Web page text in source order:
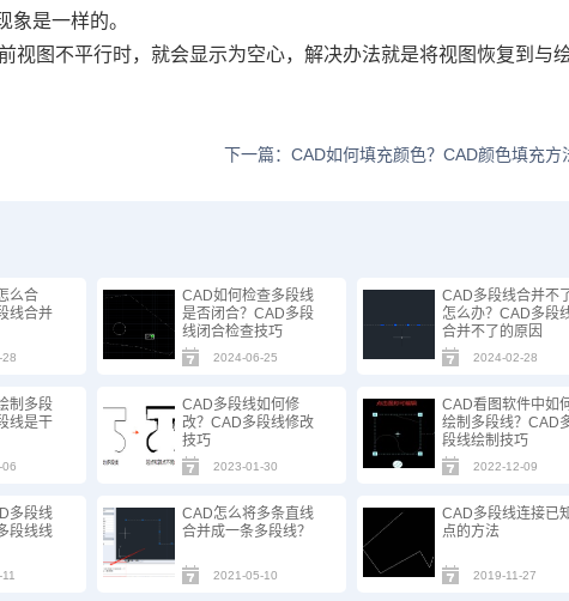
象是一样的。
视图不平行时，就会显示为空心，解决办法就是将视图恢复到与
下一篇：CAD如何填充颜色？CAD颜色填充方
么合
线合并
28
CAD如何检查多段线
是否闭合？CAD多段
线闭合检查技巧
2024-06-25
CAD多段线合并不
怎么办？CAD多段
合并不了的原因
2024-02-28
制多段
线是干
06
CAD多段线如何修
改？CAD多段线修改
技巧
2023-01-30
CAD看图软件中如
绘制多段线？CAD
段线绘制技巧
2022-12-09
多段线
段线线
CAD怎么将多条直线
合并成一条多段线？
2021-05-10
CAD多段线连接已
点的方法
2019-11-27